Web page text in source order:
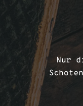
SAUCEN
REZEPTE
Nur